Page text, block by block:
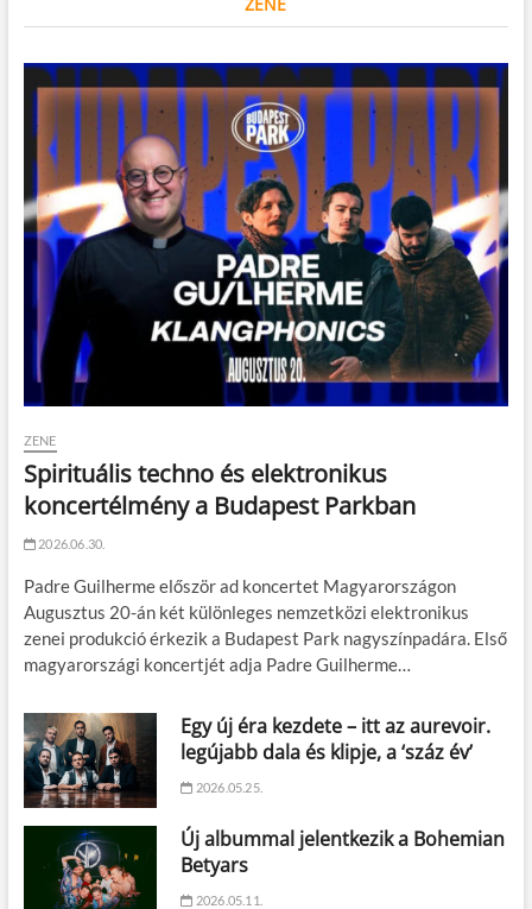
ZENE
Spirituális techno és elektronikus
koncertélmény a Budapest Parkban
2026.06.30.
Padre Guilherme először ad koncertet Magyarországon
Augusztus 20-án két különleges nemzetközi elektronikus
zenei produkció érkezik a Budapest Park nagyszínpadára. Első
magyarországi koncertjét adja Padre Guilherme…
Egy új éra kezdete – itt az aurevoir.
legújabb dala és klipje, a ‘száz év’
2026.05.25.
Új albummal jelentkezik a Bohemian
Betyars
2026.05.11.